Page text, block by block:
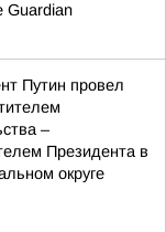
Guardian
Путин провел
–
Президента в
округе